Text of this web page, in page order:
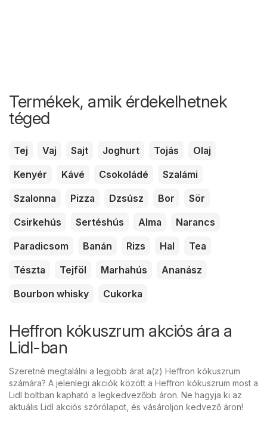
Termékek, amik érdekelhetnek
téged
Tej Vaj Sajt Joghurt Tojás
Olaj
Kenyér
Kávé Csokoládé
Szalámi
Szalonna
Pizza Dzsúsz Bor
Sör
Csirkehús
Sertéshús Alma
Narancs
Paradicsom
Banán Rizs Hal
Tea
Tészta
Tejföl Marhahús
Ananász
Bourbon whisky
Cukorka
Heffron kókuszrum akciós ára a
Lidl-ban
Szeretné megtalálni a legjobb árat a(z) Heffron kókuszrum
számára? A jelenlegi akciók között a Heffron kókuszrum most a
Lidl boltban kapható a legkedvezőbb áron. Ne hagyja ki az
aktuális Lidl akciós szórólapot, és vásároljon kedvező áron!